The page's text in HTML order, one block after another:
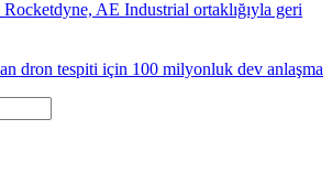
AE Industrial ortaklığıyla geri
dron tespiti için 100 milyonluk dev anlaşma